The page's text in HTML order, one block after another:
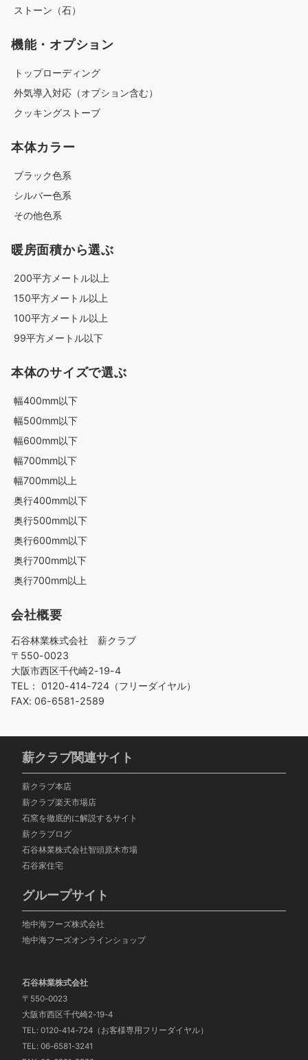
ストーン（石）
機能・オプション
トップローディング
外気導入対応（オプション含む）
クッキングストーブ
本体カラー
ブラック色系
シルバー色系
その他色系
暖房面積から選ぶ
200平方メートル以上
150平方メートル以上
100平方メートル以上
99平方メートル以下
本体のサイズで選ぶ
幅400mm以下
幅500mm以下
幅600mm以下
幅700mm以下
幅700mm以上
奥行400mm以下
奥行500mm以下
奥行600mm以下
奥行700mm以下
奥行700mm以上
会社概要
石谷林業株式会社 薪クラブ
〒550-0023
大阪市西区千代崎2-19-4
TEL： 0120-414-724（フリーダイヤル）
FAX: 06-6581-2589
薪クラブ関連サイト
薪クラブ本店
薪クラブ楽天市場店
石窯を徹底的に解説するサイト
薪クラブログ
石谷林業株式会社智頭原木市場
石谷家住宅
グループサイト
地中海フーズ株式会社
地中海フーズオンラインショップ
石谷林業株式会社
〒550-0023
大阪市西区千代崎2-19-4
TEL: 0120-414-724（お客様専用フリーダイヤル）
TEL: 06-6581-3241